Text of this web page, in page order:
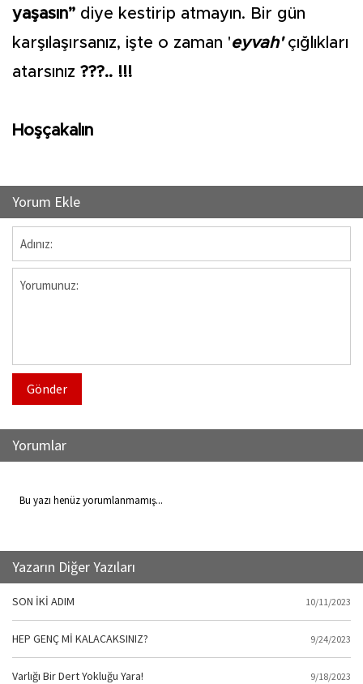
yaşasın” diye kestirip atmayın. Bir gün
karşılaşırsanız, işte o zaman 'eyvah'çığlıkları
atarsınız ???.. !!!
Hoşçakalın
Yorum Ekle
Gönder
Yorumlar
Bu yazı henüz yorumlanmamış...
Yazarın Diğer Yazıları
SON İKİ ADIM 10/11/2023
HEP GENÇ Mİ KALACAKSINIZ? 9/24/2023
Varlığı Bir Dert Yokluğu Yara! 9/18/2023